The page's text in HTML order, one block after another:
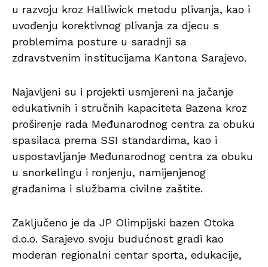
u razvoju kroz Halliwick metodu plivanja, kao i
uvođenju korektivnog plivanja za djecu s
problemima posture u saradnji sa
zdravstvenim institucijama Kantona Sarajevo.
Najavljeni su i projekti usmjereni na jačanje
edukativnih i stručnih kapaciteta Bazena kroz
proširenje rada Međunarodnog centra za obuku
spasilaca prema SSI standardima, kao i
uspostavljanje Međunarodnog centra za obuku
u snorkelingu i ronjenju, namijenjenog
građanima i službama civilne zaštite.
Zaključeno je da JP Olimpijski bazen Otoka
d.o.o. Sarajevo svoju budućnost gradi kao
moderan regionalni centar sporta, edukacije,